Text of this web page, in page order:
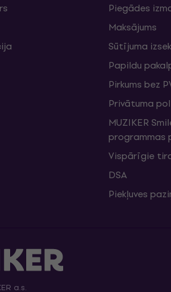
Piegādes
Maksājums
Sūtījuma
Papildu
Pirkums bez
Privātuma
MUZIKER
programmas
Vispārīgie
DSA
Piekļuves
a.s.